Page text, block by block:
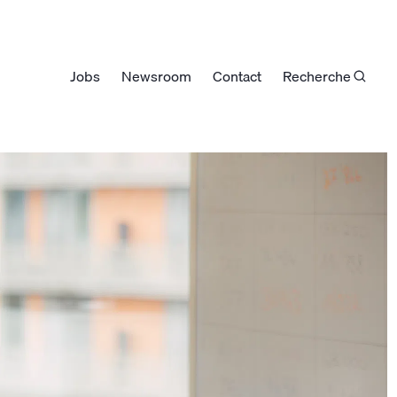
Jobs Newsroom Contact Recherche